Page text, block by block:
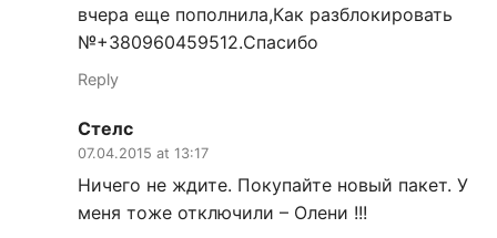
вчера еще пополнила,Как разблокировать
№+380960459512.Спасибо
Reply
Стелс
07.04.2015 at 13:17
Ничего не ждите. Покупайте новый пакет. У
меня тоже отключили – Олени !!!